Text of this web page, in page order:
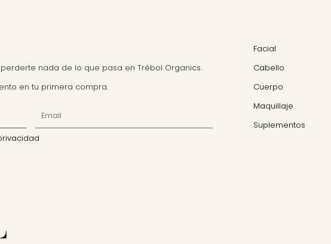
nada de lo que pasa en Trébol Organics.
en tu primera compra.
Facial
Cabello
Cuerpo
Maquillaje
Suplementos